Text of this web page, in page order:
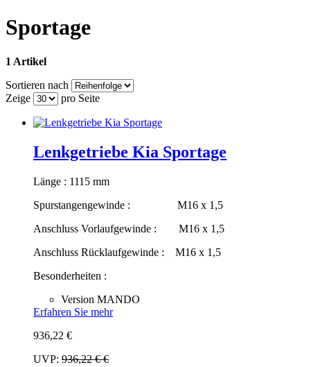
Sportage
1 Artikel
Sortieren nach
Zeige
pro Seite
Lenkgetriebe Kia Sportage
Länge : 1115 mm
Spurstangengewinde : M16 x 1,5
Anschluss Vorlaufgewinde : M16 x 1,5
Anschluss Rücklaufgewinde : M16 x 1,5
Besonderheiten :
Version MANDO
Erfahren Sie mehr
936,22 €
UVP: 936,22 €€